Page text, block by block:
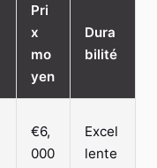
Pri
x
mo
yen
Dura
bilité
€6,
000
Excel
lente